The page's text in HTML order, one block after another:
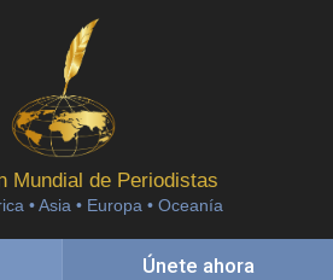
Mundial de Periodistas
• Asia • Europa • Oceanía
Únete ahora